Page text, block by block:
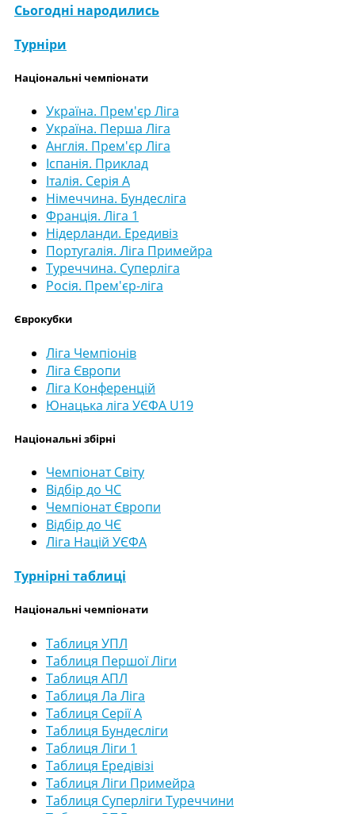
Сьогодні народились
Турніри
Національні чемпіонати
Україна. Прем'єр Ліга
Україна. Перша Ліга
Англія. Прем'єр Ліга
Іспанія. Приклад
Італія. Серія А
Німеччина. Бундесліга
Франція. Ліга 1
Нідерланди. Ередивіз
Португалія. Ліга Примейра
Туреччина. Суперліга
Росія. Прем'єр-ліга
Єврокубки
Ліга Чемпіонів
Ліга Європи
Ліга Конференцій
Юнацька ліга УЄФА U19
Національні збірні
Чемпіонат Світу
Відбір до ЧС
Чемпіонат Європи
Відбір до ЧЄ
Ліга Націй УЄФА
Турнірні таблиці
Національні чемпіонати
Таблиця УПЛ
Таблиця Першої Ліги
Таблиця АПЛ
Таблиця Ла Ліга
Таблиця Серії А
Таблиця Бундесліги
Таблиця Ліги 1
Таблиця Ередівізі
Таблиця Ліги Примейра
Таблиця Суперліги Туреччини